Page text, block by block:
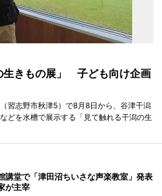
生きもの展」 子ども向け企画
習志野市秋津5）で8月8日から、谷津干潟
どを水槽で展示する「見て触れる干潟の生
講堂で「津田沼ちいさな声楽教室」発表
が主宰